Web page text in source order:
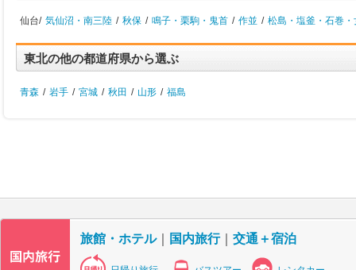
仙台/ 気仙沼・南三陸 / 秋保 / 鳴子・栗駒・鬼首 / 作並 / 松島・塩釜・石巻・
東北の他の都道府県から選ぶ
青森 / 岩手 / 宮城 / 秋田 / 山形 / 福島
旅館・ホテル｜ 国内旅行｜ 交通＋宿泊